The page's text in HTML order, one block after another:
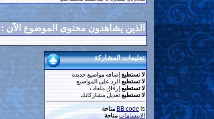
الذين يشاهدون محتوى الموضوع الآن : 1
تعليمات المشاركة
لا تستطيع إضافة مواضيع جديدة
لا تستطيع الرد على المواضيع
لا تستطيع إرفاق ملفات
لا تستطيع تعديل مشاركاتك
BB code is
متاحة
الابتسامات متاحة